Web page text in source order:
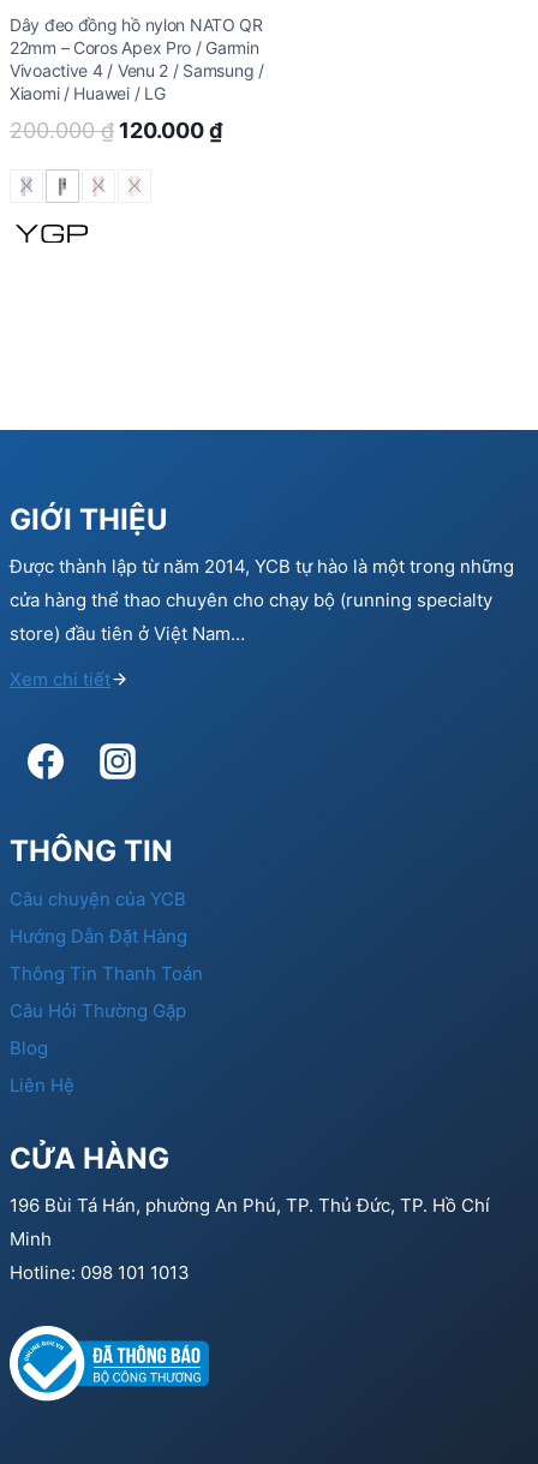
Dây đeo đồng hồ nylon NATO QR
22mm – Coros Apex Pro / Garmin
Vivoactive 4 / Venu 2 / Samsung /
Xiaomi / Huawei / LG
200.000₫ Original
was:
120.000₫Current
GIỚI THIỆU
Được thành lập từ năm 2014, YCB tự hào là một trong những
cửa hàng thể thao chuyên cho chạy bộ (running specialty
store) đầu tiên ở Việt Nam…
Xem chi tiết
THÔNG TIN
Câu chuyện của YCB
Hướng Dẫn Đặt Hàng
Thông Tin Thanh Toán
Câu Hỏi Thường Gặp
Blog
Liên Hệ
CỬA HÀNG
196 Bùi Tá Hán, phường An Phú, TP. Thủ Đức, TP. Hồ Chí
Minh
Hotline: 098 101 1013